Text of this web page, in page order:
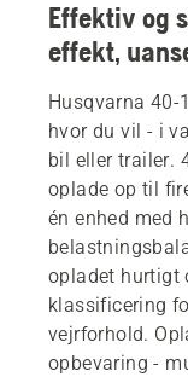
Effektiv og
effekt,
Husqvarna
hvor du vil - i
bil eller trailer.
oplade op til
én enhed med
opladet hurtigt
klassificering
vejrforhold.
opbevaring -